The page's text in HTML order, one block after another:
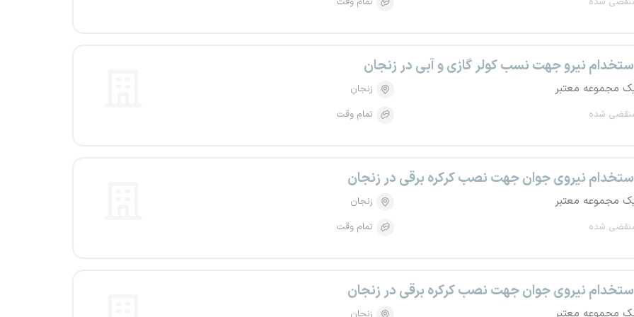
نیرو جهت نسب کولر گازی و آبی در زنجان
مجموعه معتبر
شده
زنجان
تمام وقت
نیروی جوان جهت نصب کرکره برقی در زنجان
مجموعه معتبر
شده
زنجان
تمام وقت
نیروی جوان جهت نصب کرکره برقی در زنجان
زنجان